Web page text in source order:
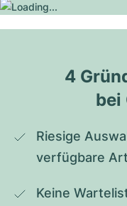
4
bei
Riesige
verfügbare
Keine